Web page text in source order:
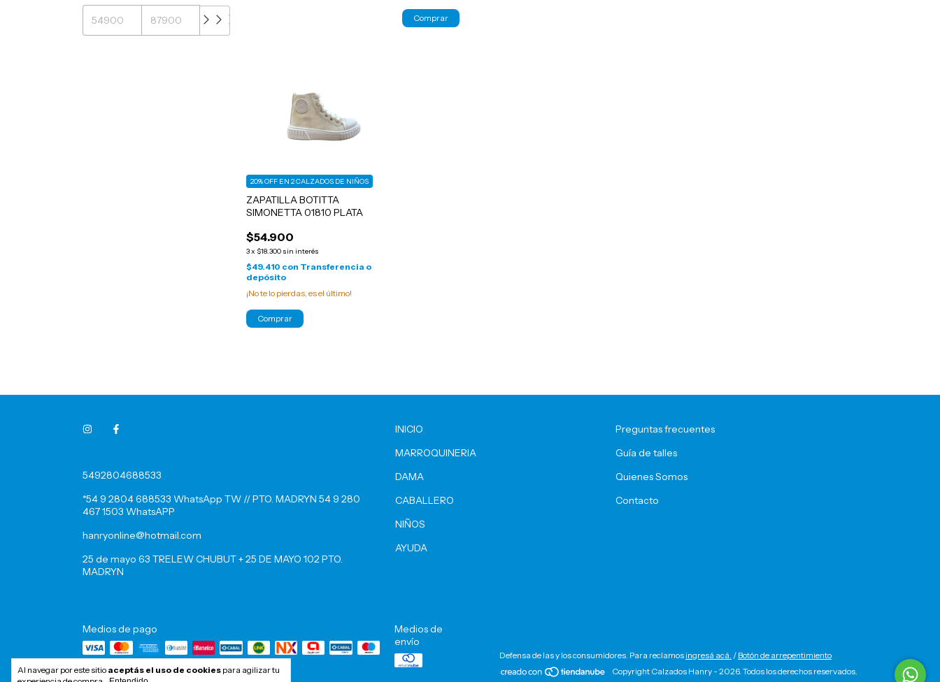
Al navegar por este sitio aceptás el uso de cookies para agilizar tu
Comprar
ZAPATILLA BOTITTA
SIMONETTA 01810 PLATA
$54.900
3x $18.300 sin interés
20% OFF EN 2 CALZADOS DE NIÑOS
$49.410 con Transferencia o
depósito
¡No te lo pierdas, es el último!
Comprar
5492804688533
*54 9 2804 688533 WhatsApp TW // PTO. MADRYN 54 9 280
467 1503 WhatsAPP
hanryonline@hotmail.com
25 de mayo 63 TRELEW CHUBUT + 25 DE MAYO 102 PTO.
MADRYN
INICIO
MARROQUINERIA
DAMA
CABALLERO
NIÑOS
AYUDA
Preguntas frecuentes
Guía de talles
Quienes Somos
Contacto
Medios de pago
Medios de
envío
Defensa de las y los consumidores. Para reclamos ingresá acá. / Botón de arrepentimiento
Copyright Calzados Hanry - 2026. Todos los derechos reservados.